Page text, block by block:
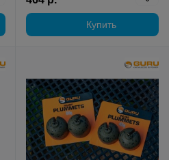
Купить